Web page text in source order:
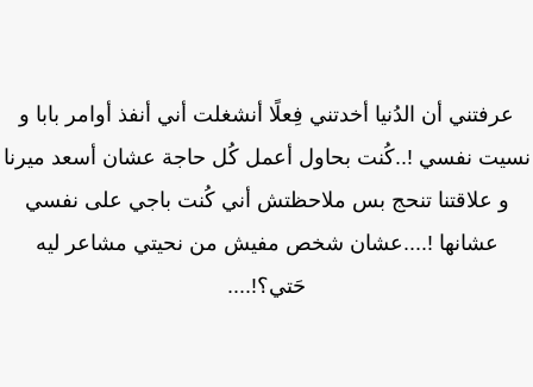
أن الدُنيا أخدتني فِعلًا أنشغلت أني أنفذ أوامر بابا و
نفسي !..كُنت بحاول أعمل كُل حاجة عشان أسعد ميرنا
و علاقتنا تنحج بس ملاحظتش أني كُنت باجي على نفسي
عشانها !....عشان شخص مفيش من نحيتي مشاعر ليه
حَتي؟!....